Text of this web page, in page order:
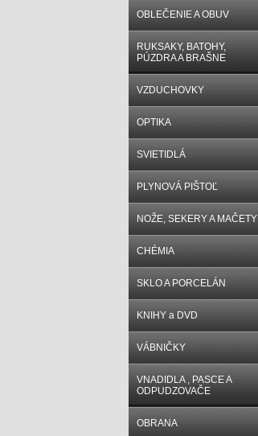
OBLEČENIE A OBUV
RUKSAKY, BATOHY,
PÚZDRA A BRAŠNE
VZDUCHOVKY
OPTIKA
SVIETIDLÁ
PLYNOVÁ PIŠTOĽ
NOŽE, SEKERY A MAČETY
CHÉMIA
SKLO A PORCELÁN
KNIHY a DVD
VÁBNIČKY
VNADIDLA , PASCE A
ODPUDZOVAČE
OBRANA